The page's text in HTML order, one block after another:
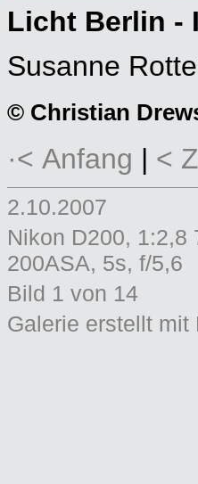
Licht Berlin -
Susanne
© Christian
·< Anfang | <
2.10.2007
Nikon D200, 1:2,8
200ASA, 5s, f/5,6
Bild 1 von 14
Galerie erstellt mit